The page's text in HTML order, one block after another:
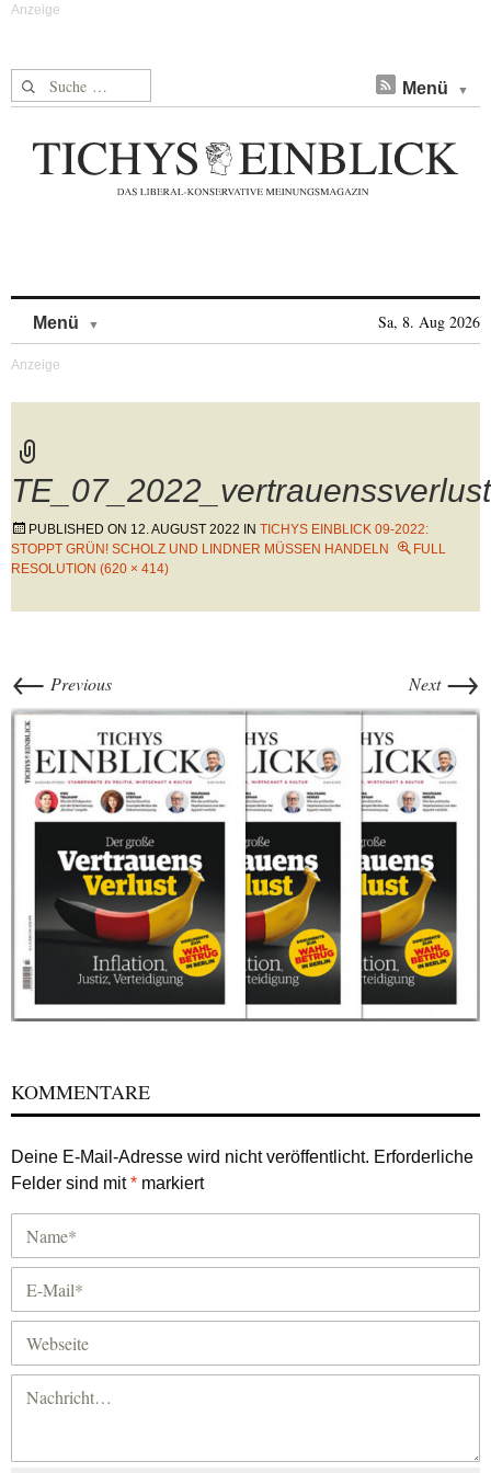
Suche nach: Menü
Menü Sa, 8. Aug 2026
TE_07_2022_vertrauenssverlust
PUBLISHED ON 12. AUGUST 2022 IN TICHYS EINBLICK 09-2022:
STOPPT GRÜN! SCHOLZ UND LINDNER MÜSSEN HANDELN
FULL
RESOLUTION (620 × 414)
← Previous Next →
KOMMENTARE
Deine E-Mail-Adresse wird nicht veröffentlicht. Erforderliche
Felder sind mit* markiert